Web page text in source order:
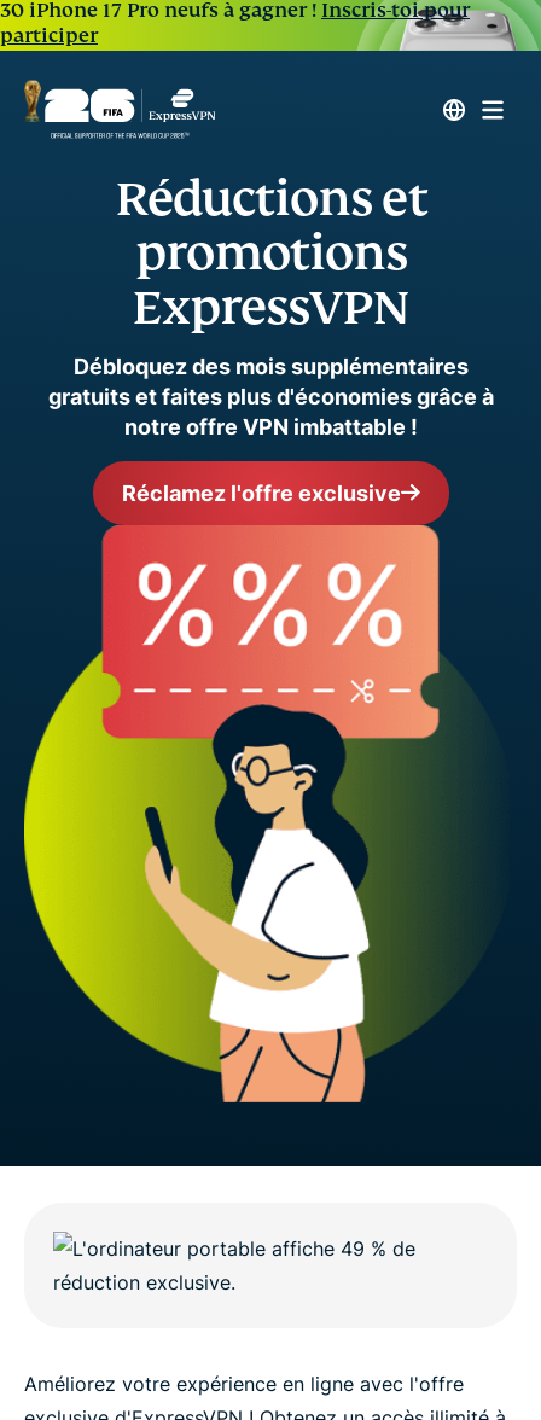
30 iPhone 17 Pro neufs à gagner ! Inscris-toi pour
participer
Réductions et
promotions
ExpressVPN
Débloquez des mois supplémentaires
gratuits et faites plus d'économies grâce à
notre offre VPN imbattable !
Réclamez l'offre exclusive
Améliorez votre expérience en ligne avec l'offre